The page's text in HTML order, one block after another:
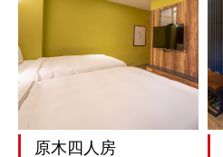
原木四人房